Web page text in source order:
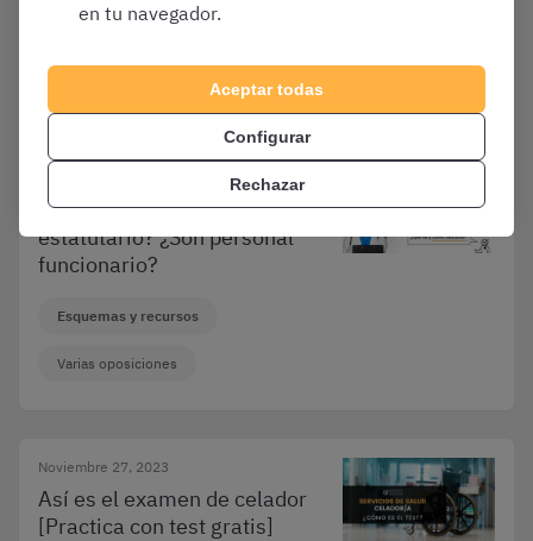
Convocatorias y Guías de Oposiciones
¿Qué es el personal
estatutario? ¿Son personal
funcionario?
Esquemas y recursos
Varias oposiciones
Noviembre 27, 2023
Así es el examen de celador
[Practica con test gratis]
en tu navegador.
Aceptar todas
Configurar
Rechazar